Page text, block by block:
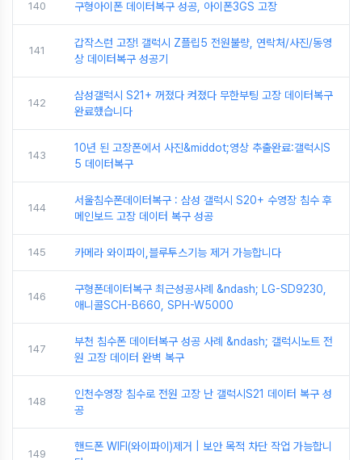
140 구형아이폰 데이터복구 성공, 아이폰3GS 고장
141
갑작스런 고장! 갤럭시 Z플립5 전원불량, 연락처/사진/동영
상 데이터복구 성공기
142
삼성갤럭시 S21+ 꺼졌다 켜졌다 무한부팅 고장 데이터복구
완료했습니다
143
10년 된 고장폰에서 사진&middot;영상 추출완료:갤럭시S
5 데이터복구
144
서울침수폰데이터복구 : 삼성 갤럭시 S20+ 수영장 침수 후
메인보드 고장 데이터 복구 성공
145 카메라 와이파이,블루투스기능 제거 가능합니다
146
구형폰데이터복구 최근성공사례 &ndash; LG-SD9230,
애니콜SCH-B660, SPH-W5000
147
부천 침수폰 데이터복구 성공 사례 &ndash; 갤럭시노트 전
원 고장 데이터 완벽 복구
148
인천수영장 침수로 전원 고장 난 갤럭시S21 데이터 복구 성
공
149
핸드폰 WIFI(와이파이)제거 | 보안 목적 차단 작업 가능합니